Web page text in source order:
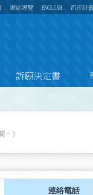
網站導覽 ENGLISH 都市計
訴願決定書
。)
連絡電話